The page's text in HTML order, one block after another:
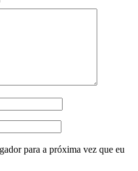
para a próxima vez que eu